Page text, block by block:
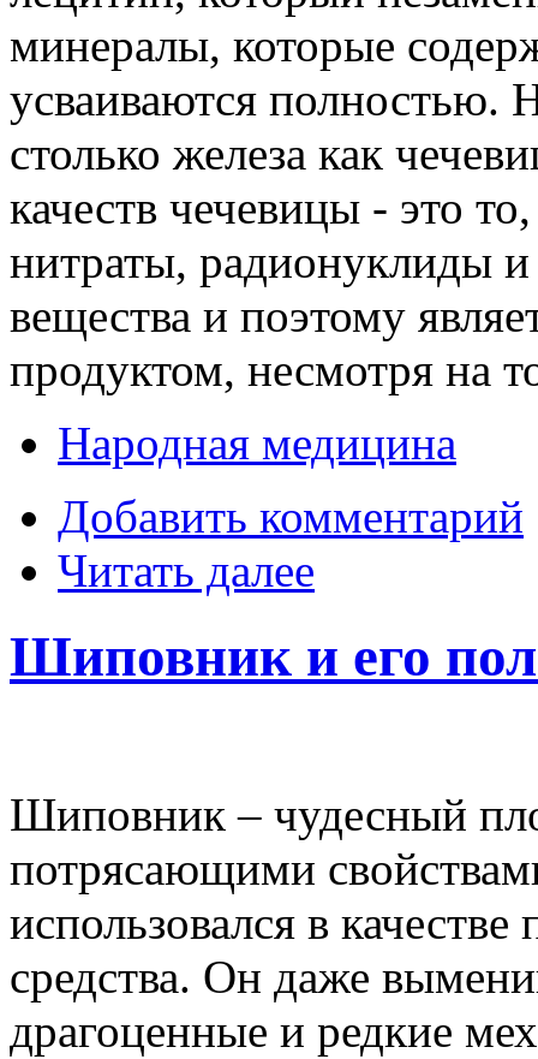
минералы, которые
усваиваются полностью.
столько железа как
качеств чечевицы - это
нитраты, радионуклиды
вещества и поэтому
продуктом, несмотря на
Народная медицина
Добавить комментарий
Читать далее
Шиповник и его
Шиповник – чудесный
потрясающими
использовался в
средства. Он даже
драгоценные и редкие